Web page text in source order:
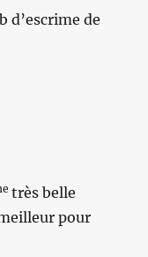
d’escrime de
très belle
pour